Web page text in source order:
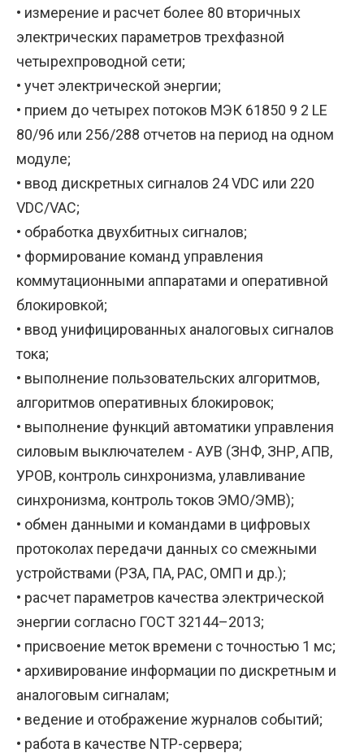
• измерение и расчет более 80 вторичных
электрических параметров трехфазной
четырехпроводной сети;
• учет электрической энергии;
• прием до четырех потоков МЭК 61850 9 2 LE
80/96 или 256/288 отчетов на период на одном
модуле;
• ввод дискретных сигналов 24 VDC или 220
VDC/VAC;
• обработка двухбитных сигналов;
• формирование команд управления
коммутационными аппаратами и оперативной
блокировкой;
• ввод унифицированных аналоговых сигналов
тока;
• выполнение пользовательских алгоритмов,
алгоритмов оперативных блокировок;
• выполнение функций автоматики управления
силовым выключателем - АУВ (ЗНФ, ЗНР, АПВ,
УРОВ, контроль синхронизма, улавливание
синхронизма, контроль токов ЭМО/ЭМВ);
• обмен данными и командами в цифровых
протоколах передачи данных со смежными
устройствами (РЗА, ПА, РАС, ОМП и др.);
• расчет параметров качества электрической
энергии согласно ГОСТ 32144–2013;
• присвоение меток времени с точностью 1 мс;
• архивирование информации по дискретным и
аналоговым сигналам;
• ведение и отображение журналов событий;
• работа в качестве NTP-сервера;